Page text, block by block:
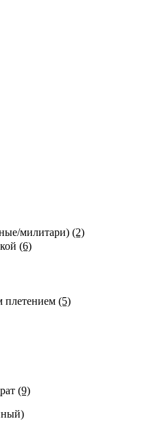
милитари) (2)
(6)
плетением (5)
(9)